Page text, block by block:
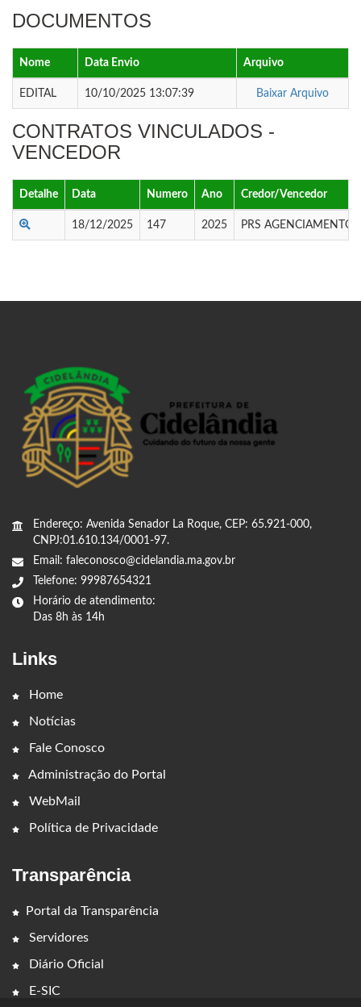
DOCUMENTOS
Nome Data Envio Arquivo
EDITAL 10/10/2025 13:07:39 Baixar Arquivo
CONTRATOS VINCULADOS -
VENCEDOR
Detalhe Data Numero Ano Credor/Vencedor
18/12/2025 147 2025 PRS
Endereço: Avenida Senador La Roque, CEP: 65.921-000,
CNPJ:01.610.134/0001-97.
Email: faleconosco@cidelandia.ma.gov.br
Telefone: 99987654321
Horário de atendimento:
Das 8h às 14h
Links
Home
Notícias
Fale Conosco
Administração do Portal
WebMail
Política de Privacidade
Transparência
Portal da Transparência
Servidores
Diário Oficial
E-SIC